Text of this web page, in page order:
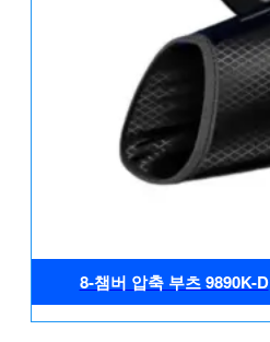
8-챔버 압축 부츠 9890K-D